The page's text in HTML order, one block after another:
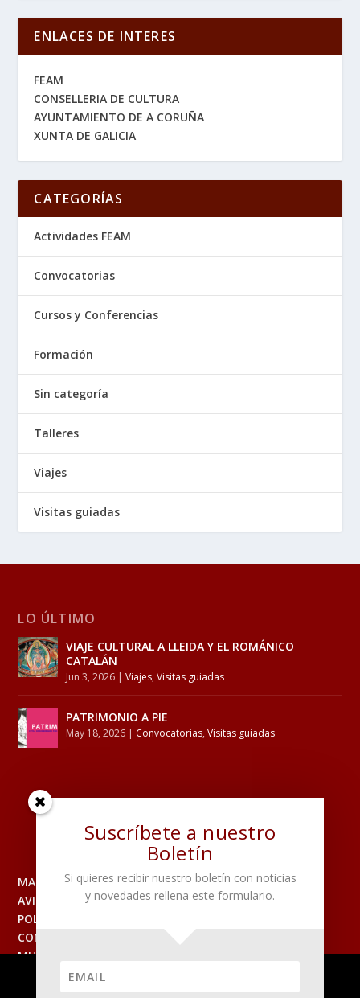
ENLACES DE INTERES
FEAM
CONSELLERIA DE CULTURA
AYUNTAMIENTO DE A CORUÑA
XUNTA DE GALICIA
CATEGORÍAS
Actividades FEAM
Convocatorias
Cursos y Conferencias
Formación
Sin categoría
Talleres
Viajes
Visitas guiadas
LO ÚLTIMO
VIAJE CULTURAL A LLEIDA Y EL ROMÁNICO
CATALÁN
Jun 3, 2026 |Viajes,Visitas guiadas
PATRIMONIO A PIE
May 18, 2026 | Convocatorias,Visitas guiadas
MAPA DEL SITIO
AVISO LEGAL
POLITICA DE PRIVACIDAD
CONTACTO
MUSEO
Suscríbete a nuestro
Boletín
Si quieres recibir nuestro boletín con noticias
y novedades rellena este formulario.
Utilizamos cookies para asegurar que damos la mejor